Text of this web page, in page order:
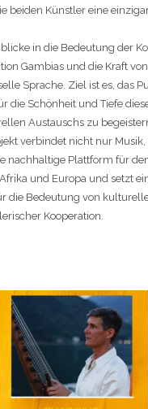
beiden Künstler eine
in die Bedeutung der
Gambias und die Kraft
Sprache. Ziel ist es, das
die Schönheit und Tiefe
Austauschs zu
verbindet nicht nur Musik,
nachhaltige Plattform für
und Europa und setzt
die Bedeutung von
Kooperation.